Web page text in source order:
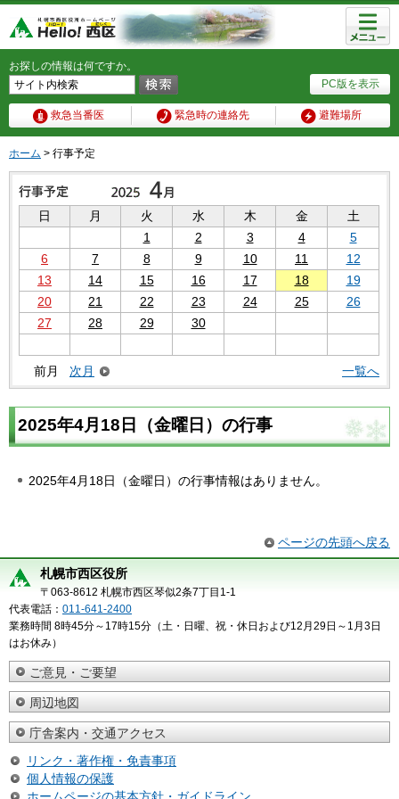
PC版を表示
お探しの情報は何ですか。
救急当番医 緊急時の連絡先 避難場所
メニュ
ー
ホーム > 行事予定
日 月 火 水 木 金
土
1
2 3 4
5
6
7 8 9 10 11
12
13
14 15 16 17 18
19
20
21 22 23 24 25
26
27
28 29 30
前月 次月 一覧へ
2025年4月18日（金曜日）の行事
2025年4月18日（金曜日）の行事情報はありません。
ページの先頭へ戻る
札幌市西区役所
〒063-8612 札幌市西区琴似2条7丁目1-1
代表電話： 011-641-2400
業務時間 8時45分～17時15分（土・日曜、祝・休日および12月29日～1月3日
はお休み）
ご意見・ご要望
周辺地図
庁舎案内・交通アクセス
リンク・著作権・免責事項
個人情報の保護